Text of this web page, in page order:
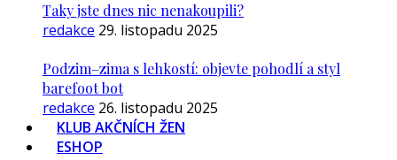
Taky jste dnes nic nenakoupili?
redakce 29. listopadu 2025
Podzim–zima s lehkostí: objevte pohodlí a styl
barefoot bot
redakce 26. listopadu 2025
KLUB AKČNÍCH ŽEN
ESHOP